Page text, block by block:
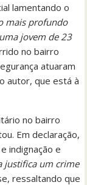
lamentando o
mais profundo
jovem de 23
no bairro
atuaram
autor, que está à
no bairro
Em declaração,
indignação e
justifica um crime
ressaltando que